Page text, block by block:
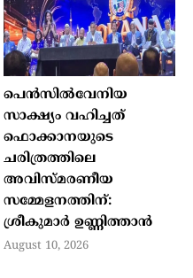
പെൻസിൽവേനിയ
സാക്ഷ്യം വഹിച്ചത്
ഫൊക്കാനയുടെ
ചരിത്രത്തിലെ
അവിസ്മരണീയ
സമ്മേളനത്തിന്:
ശ്രീകുമാർ ഉണ്ണിത്താൻ
August 10, 2026